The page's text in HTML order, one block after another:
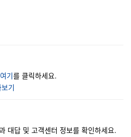
여기를 클릭하세요.
기
대답 및 고객센터 정보를 확인하세요.